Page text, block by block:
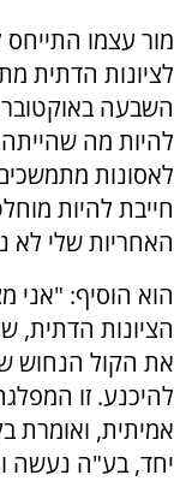
מור עצמו
לציונות הדתית
השבעה באוקטובר
להיות מה
לאסונות
חייבת להיות
האחריות שלי לא
הוא הוסיף: "אני
הציונות הדתית,
את הקול הנחוש
להיכנע. זו
אמיתית, ואומרת
יחד, בע"ה נעשה